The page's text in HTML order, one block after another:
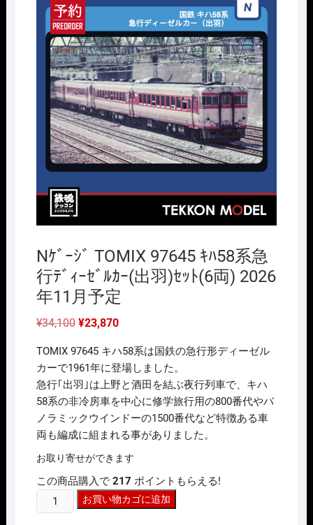
Nｹﾞｰｼﾞ TOMIX 97645 ｷﾊ58系急
行ﾃﾞｨｰｾﾞﾙｶｰ(出羽)ｾｯﾄ(6両) 2026
年11月予定
¥34,100 元
格
は
¥34,100
で
し
た。
¥23,870現
価
格
は
¥23,870
で
す。
TOMIX 97645 キハ58系は国鉄の急行形ディーゼル
カーで1961年に登場しました。
急行｢出羽｣は上野と酒田を結ぶ夜行列車で、キハ
58系の非冷房車を中心に修学旅行用の800番代やパ
ノラミックウインドーの1500番代など特徴ある車
両も編成に組まれる事がありました。
お取り寄せができます
この商品購入で 217 ポイントもらえる!
ｹﾞ
お買い物カゴに追加